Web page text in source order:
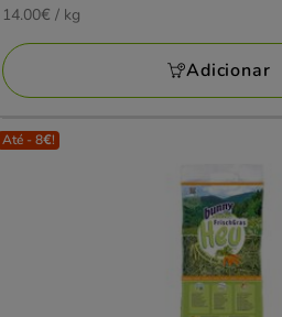
33.59€
14.00€
KG
14.00€ / kg
Adicionar
Até - 8€!